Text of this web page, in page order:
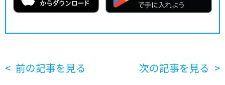
前の記事を見る 次の記事を見る